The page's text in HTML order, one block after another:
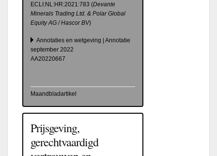
ECLI:NL:HR:2021:783 (Devante
Minerals Trading Ltd. & Polar Global
Equity AG / Hascor BV)
Annotaties en wetgeving | Annotatie
september 2022
AA20220667
Maandbladartikel
Prijsgeving,
gerechtvaardigd